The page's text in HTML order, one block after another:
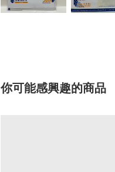
你可能感興趣的商品